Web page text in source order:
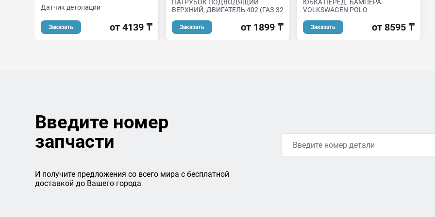
Датчик детонации
Заказать от 4139 ₸
ПАТРУБОК ПОДВОДЯЩИЙ
ВЕРХНИЙ, ДВИГАТЕЛЬ 402 (ГАЗ-32
Заказать от 1899 ₸
ЮБКА ПЕРЕД. БАМПЕРА
VOLKSWAGEN POLO
Заказать от 8595 ₸
Введите номер
запчасти
И получите предложения со всего мира с бесплатной
доставкой до Вашего города